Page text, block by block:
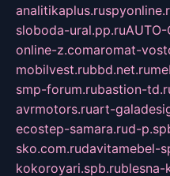
analitikaplus.ru
sloboda-ural.pp.ruAUTO-
online-z.comaromat-
mobilvest.rubbd.net.ru
smp-forum.rubastion-
avrmotors.ruart-
ecostep-samara.rud-
sko.com.rudavitamebel-
kokoroyari.spb.rublesna-